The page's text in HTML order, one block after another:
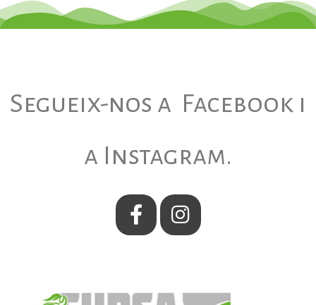
Segueix-nos a Facebook i
a Instagram.